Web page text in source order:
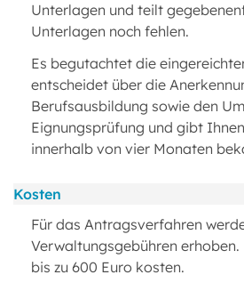
Unterlagen und teilt
Unterlagen noch fehlen.
Es begutachtet die
entscheidet über die
Berufsausbildung sowie den
Eignungsprüfung und gibt
innerhalb von vier Monaten
Kosten
Für das Antragsverfahren
Verwaltungsgebühren erhoben.
bis zu 600 Euro kosten.